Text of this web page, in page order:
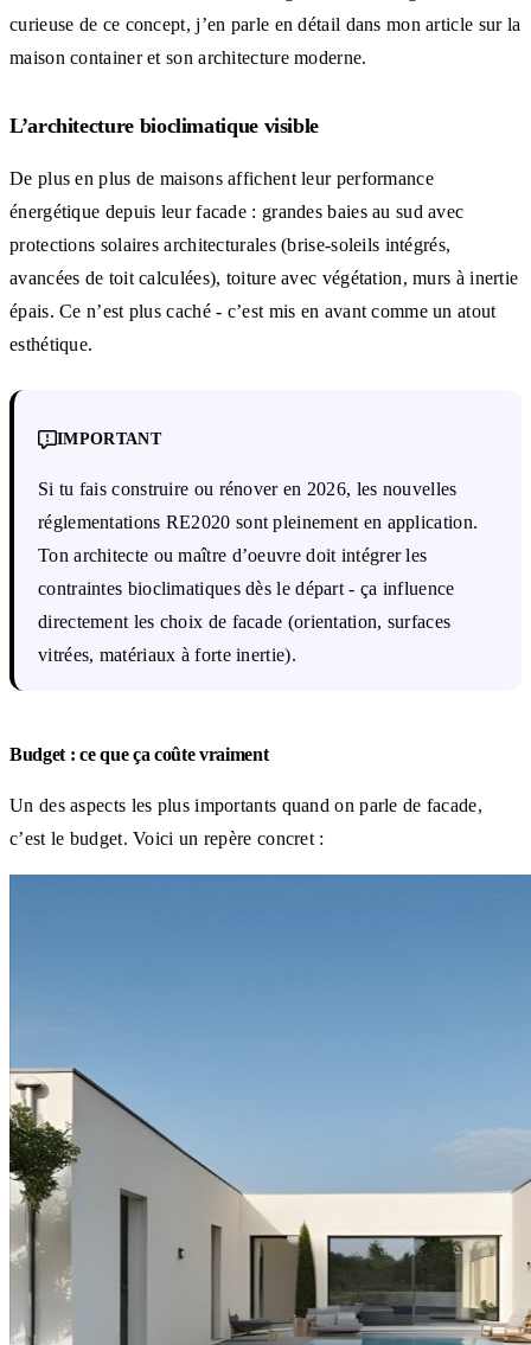
curieuse de ce concept, j’en parle en détail dans mon article sur la
maison container et son architecture moderne.
L’architecture bioclimatique visible
De plus en plus de maisons affichent leur performance
énergétique depuis leur facade : grandes baies au sud avec
protections solaires architecturales (brise-soleils intégrés,
avancées de toit calculées), toiture avec végétation, murs à inertie
épais. Ce n’est plus caché - c’est mis en avant comme un atout
esthétique.
IMPORTANT
Si tu fais construire ou rénover en 2026, les nouvelles
réglementations RE2020 sont pleinement en application.
Ton architecte ou maître d’oeuvre doit intégrer les
contraintes bioclimatiques dès le départ - ça influence
directement les choix de facade (orientation, surfaces
vitrées, matériaux à forte inertie).
Budget : ce que ça coûte vraiment
Un des aspects les plus importants quand on parle de facade,
c’est le budget. Voici un repère concret :